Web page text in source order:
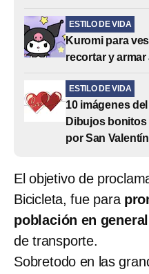
ESTILO DE VIDA
Kuromi para
recortar y
ESTILO DE VIDA
10 imágenes
Dibujos
por San Valentín
El objetivo de
Bicicleta, fue para
población en general
de transporte.
Sobretodo en las